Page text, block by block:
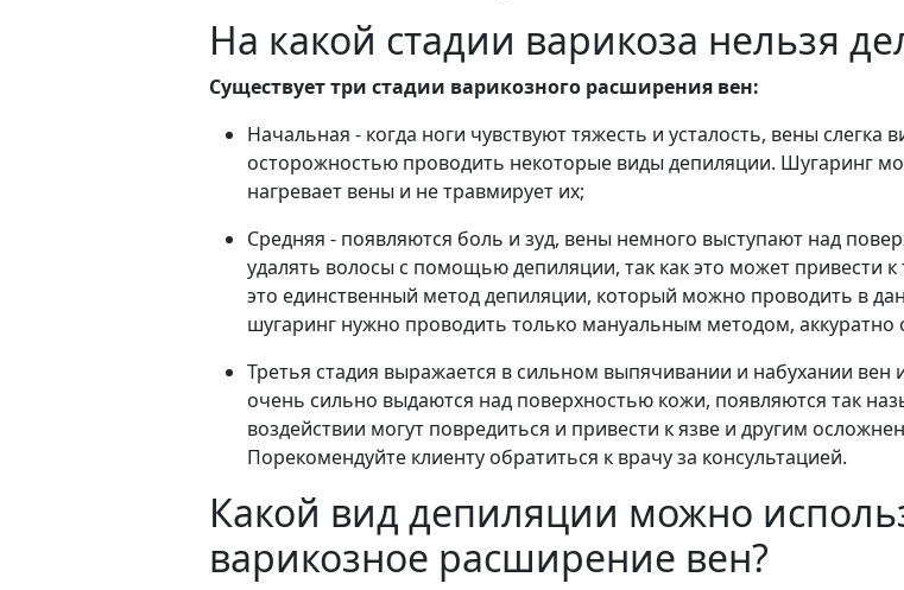
На какой стадии варикоза нельзя
Существует три стадии варикозного расширения вен:
Начальная - когда ноги чувствуют тяжесть и усталость, вены
осторожностью проводить некоторые виды депиляции. Шугаринг
нагревает вены и не травмирует их;
Средняя - появляются боль и зуд, вены немного выступают над
удалять волосы с помощью депиляции, так как это может привести
это единственный метод депиляции, который можно проводить в
шугаринг нужно проводить только мануальным методом,
Третья стадия выражается в сильном выпячивании и набухании
очень сильно выдаются над поверхностью кожи, появляются так
воздействии могут повредиться и привести к язве и другим
Порекомендуйте клиенту обратиться к врачу за консультацией.
Какой вид депиляции можно
варикозное расширение вен?